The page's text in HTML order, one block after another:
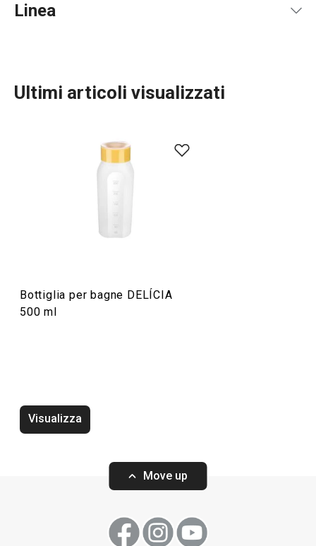
Linea
Ultimi articoli visualizzati
Bottiglia per bagne DELÍCIA
500 ml
Visualizza
Move up